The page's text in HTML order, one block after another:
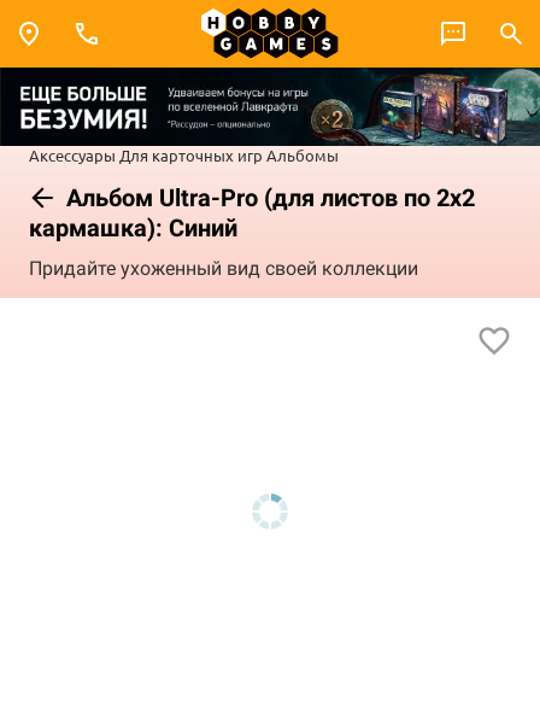
Аксессуары Для карточных игр Альбомы
Альбом Ultra-Pro (для листов по 2x2
кармашка): Синий
Придайте ухоженный вид своей коллекции